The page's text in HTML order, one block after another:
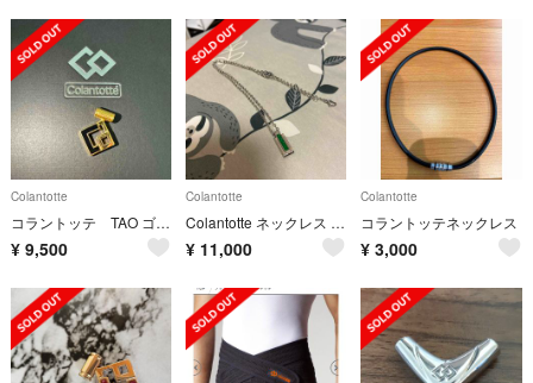
Colantotte
コラントッテ TAO ゴールド AURA
¥ 9,500
Colantotte
Colantotte ネックレス (青山学院大学駅伝部モデル)
¥ 11,000
Colantotte
コラントッテネックレス
¥ 3,000